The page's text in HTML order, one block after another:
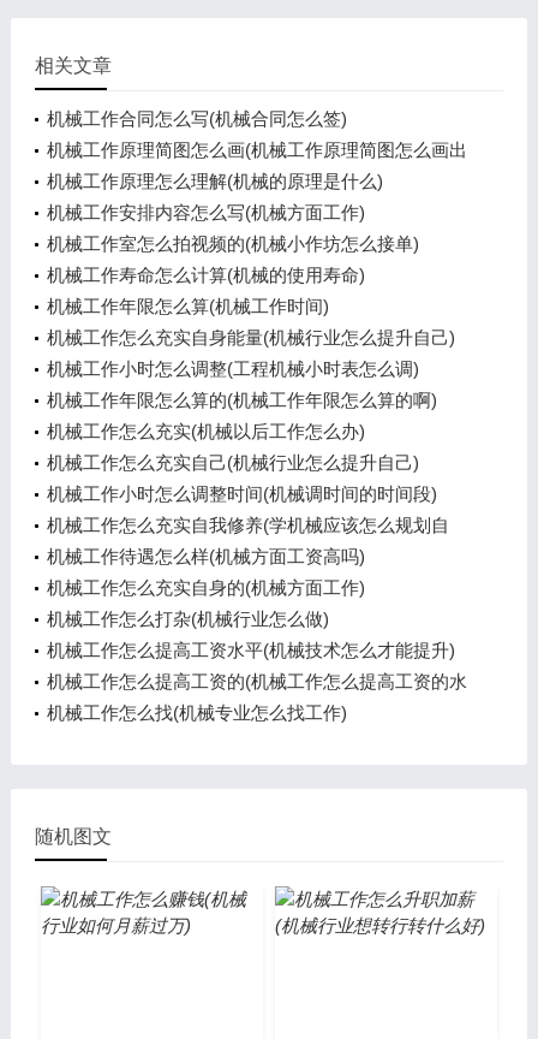
相关文章
机械工作合同怎么写(机械合同怎么签)
机械工作原理简图怎么画(机械工作原理简图怎么画出
来)
机械工作原理怎么理解(机械的原理是什么)
机械工作安排内容怎么写(机械方面工作)
机械工作室怎么拍视频的(机械小作坊怎么接单)
机械工作寿命怎么计算(机械的使用寿命)
机械工作年限怎么算(机械工作时间)
机械工作怎么充实自身能量(机械行业怎么提升自己)
机械工作小时怎么调整(工程机械小时表怎么调)
机械工作年限怎么算的(机械工作年限怎么算的啊)
机械工作怎么充实(机械以后工作怎么办)
机械工作怎么充实自己(机械行业怎么提升自己)
机械工作小时怎么调整时间(机械调时间的时间段)
机械工作怎么充实自我修养(学机械应该怎么规划自
己)
机械工作待遇怎么样(机械方面工资高吗)
机械工作怎么充实自身的(机械方面工作)
机械工作怎么打杂(机械行业怎么做)
机械工作怎么提高工资水平(机械技术怎么才能提升)
机械工作怎么提高工资的(机械工作怎么提高工资的水
平)
机械工作怎么找(机械专业怎么找工作)
随机图文